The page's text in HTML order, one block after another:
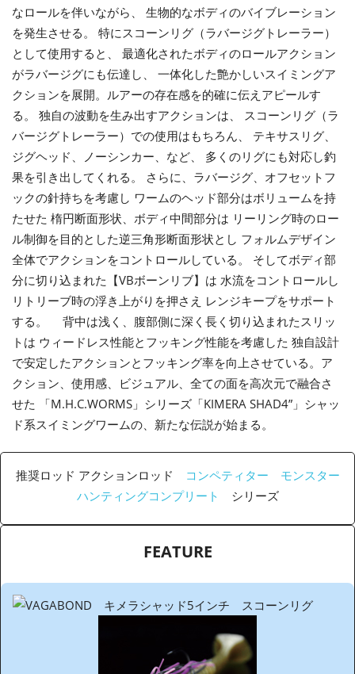
なロールを伴いながら、 生物的なボディのバイブレーション
を発生させる。 特にスコーンリグ（ラバージグトレーラー）
として使用すると、 最適化されたボディのロールアクション
がラバージグにも伝達し、 一体化した艶かしいスイミングア
クションを展開。ルアーの存在感を的確に伝えアピールす
る。 独自の波動を生み出すアクションは、 スコーンリグ（ラ
バージグトレーラー）での使用はもちろん、 テキサスリグ、
ジグヘッド、ノーシンカー、など、 多くのリグにも対応し釣
果を引き出してくれる。 さらに、ラバージグ、オフセットフ
ックの針持ちを考慮し ワームのヘッド部分はボリュームを持
たせた 楕円断面形状、ボディ中間部分は リーリング時のロー
ル制御を目的とした逆三角形断面形状とし フォルムデザイン
全体でアクションをコントロールしている。 そしてボディ部
分に切り込まれた【VBボーンリブ】は 水流をコントロールし
リトリーブ時の浮き上がりを押さえ レンジキープをサポート
する。 背中は浅く、腹部側に深く長く切り込まれたスリッ
トは ウィードレス性能とフッキング性能を考慮した 独自設計
で安定したアクションとフッキング率を向上させている。ア
クション、使用感、ビジュアル、全ての面を高次元で融合さ
せた 「M.H.C.WORMS」シリーズ「KIMERA SHAD4”」シャッ
ド系スイミングワームの、新たな伝説が始まる。
推奨ロッド アクションロッド コンペティター
モンスター
ハンティングコンプリート
シリーズ
FEATURE